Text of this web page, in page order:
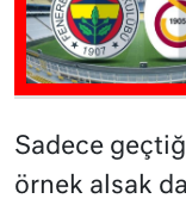
Sadece
örnek alsak